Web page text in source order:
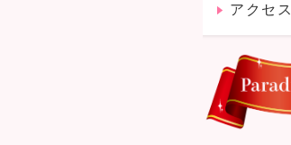
アクセス